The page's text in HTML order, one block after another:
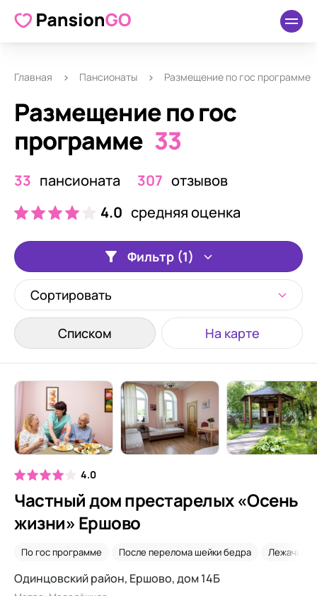
Главная Пансионаты Размещение по гос программе
Размещение по гос
программе 33
33 пансионата 307 отзывов
4.0 средняя оценка
Фильтр (1)
Сортировать
Списком На карте
4.0
Частный дом престарелых «Осень
жизни» Ершово
По гос программе После перелома шейки бедра Лежачие
Одинцовский район, Ершово, дом 14Б